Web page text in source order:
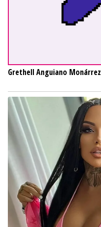
Grethell Anguiano Monárrez